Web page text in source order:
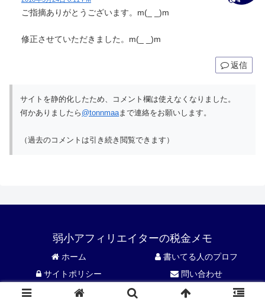
ご指摘ありがとうございます。m(_ _)m
修正させていただきました。m(_ _)m
返信
サイトを静的化したため、コメント欄は使えなくなりました。
何かありましたら @tonnmaaまで連絡をお願いします。
（過去のコメントは引き続き閲覧できます）
弱小アフィリエイターの税金メモ
ホーム
書いてる人のプロフ
サイトポリシー
問い合わせ
© 2016 弱小アフィリエイターの税金メモ.